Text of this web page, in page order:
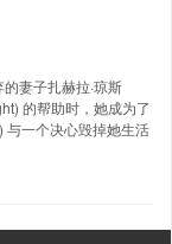
妻子扎赫拉·琼斯
的帮助时，她成为了
与一个决心毁掉她生活